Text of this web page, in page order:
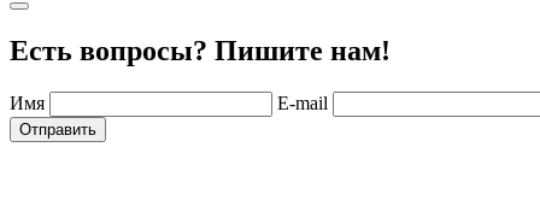
Есть вопросы? Пишите нам!
Имя E-mail